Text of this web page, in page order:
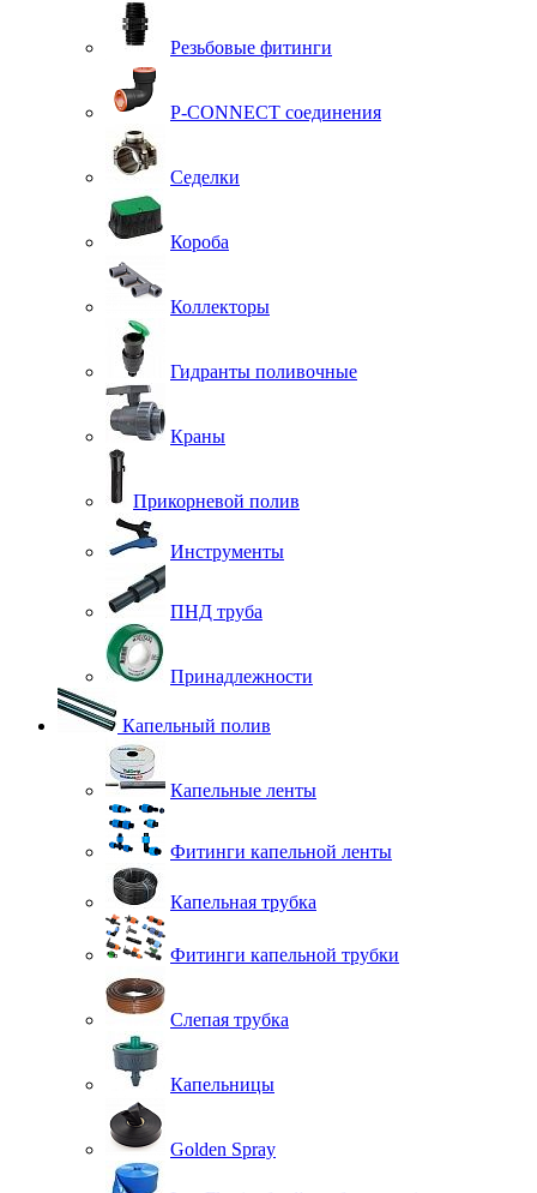
Резьбовые фитинги
P-CONNECT соединения
Седелки
Короба
Коллекторы
Гидранты поливочные
Краны
Прикорневой полив
Инструменты
ПНД труба
Принадлежности
Капельный полив
Капельные ленты
Фитинги капельной ленты
Капельная трубка
Фитинги капельной трубки
Слепая трубка
Капельницы
Golden Spray